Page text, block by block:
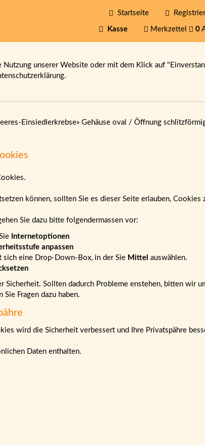
Startseite
Kasse Merkzettel 0
unserer Website oder mit dem Klick auf
Einsiedlerkrebse» Gehäuse oval / Öffnung
können, sollten Sie es dieser Seite erlauben, Cookies
Sie dazu bitte folgendermassen vor:
Internetoptionen
anpassen
sich eine Drop-Down-Box, in der Sie Mittel auswählen.
Sicherheit. Sollten dadurch Probleme enstehen, bitten wir
Fragen dazu haben.
wird die Sicherheit verbessert und Ihre Privatspähre
Daten enthalten.